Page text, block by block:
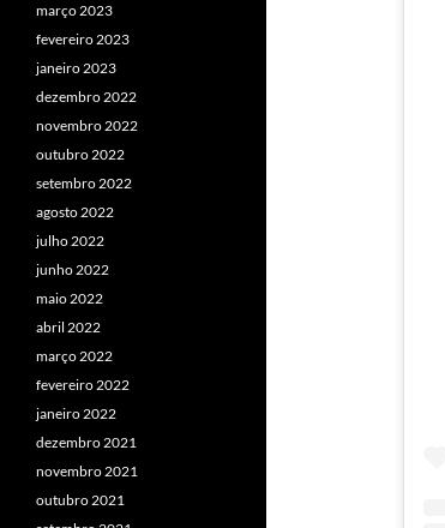
março 2023
fevereiro 2023
janeiro 2023
dezembro 2022
novembro 2022
outubro 2022
setembro 2022
agosto 2022
julho 2022
junho 2022
maio 2022
abril 2022
março 2022
fevereiro 2022
janeiro 2022
dezembro 2021
novembro 2021
outubro 2021